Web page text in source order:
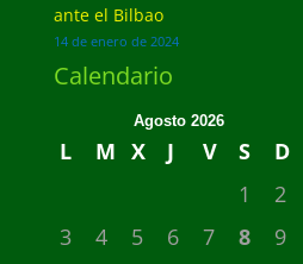
ante el Bilbao
14 de enero de 2024
Calendario
Agosto 2026
L M X J V S
D
1
2
3
4 5 6 7 8
9